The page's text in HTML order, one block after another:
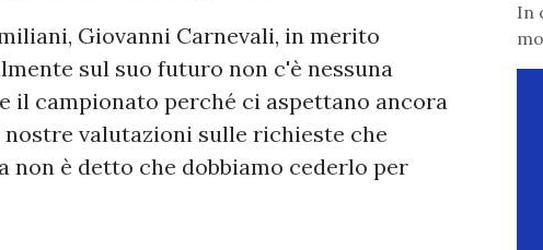
Giovanni Carnevali, in merito
sul suo futuro non c'è nessuna
il campionato perché ci aspettano ancora
valutazioni sulle richieste che
non è detto che dobbiamo cederlo per
In